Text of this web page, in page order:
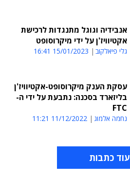
אנבידיה וגוגל מתנגדות לרכישת
אקטיוויז'ן על ידי מיקרוסופט
גלי פיאלקוב 15/01/2023 16:41
עסקת הענק מיקרוסופט-אקטיוויז'ן
בליזארד בסכנה: נתבעת על ידי ה-
FTC
נחמה אלמוג 11/12/2022 11:21
עוד כתבות